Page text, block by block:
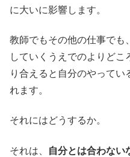
に大いに影響します。
教師でもその他の仕事でも
していくうえでのよりど
り合えると自分のやってい
れます。
それにはどうするか。
それは、
自分とは合わない